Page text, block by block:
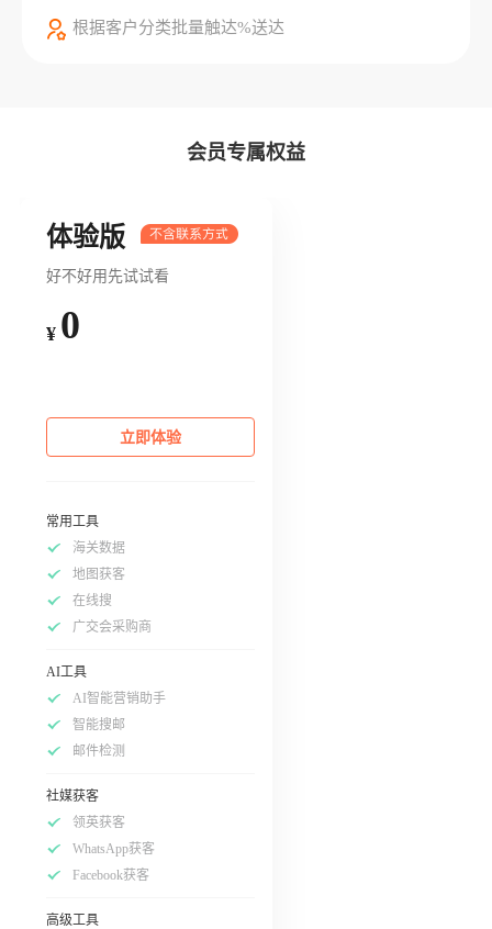
根据客户分类批量触达%送达
会员专属权益
体验版
好不好用先试试看
¥ 0
立即体验
常用工具
海关数据
地图获客
在线搜
广交会采购商
AI工具
AI智能营销助手
智能搜邮
邮件检测
社媒获客
领英获客
WhatsApp获客
Facebook获客
高级工具